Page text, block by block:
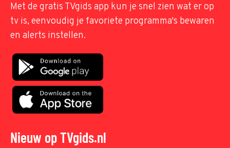
Met de gratis TVgids app kun je snel zien wat er op
tv is, eenvoudig je favoriete programma's bewaren
en alerts instellen.
Nieuw op TVgids.nl